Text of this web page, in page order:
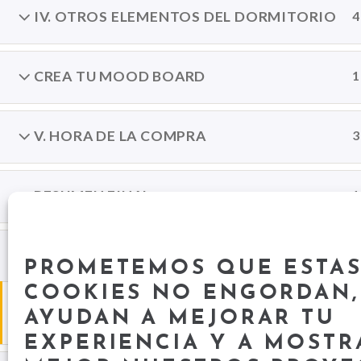
PROMETEMOS QUE ESTAS
COOKIES NO
AYUDAN A MEJORAR TU
EXPERIENCIA Y A
IV. OTROS ELEMENTOS DEL DORMITORIO 4
CREA TU MOOD BOARD 1
V. HORA DE LA COMPRA 3
RESUMEN FINAL 1
CLASE PRESENCIAL
RESERVA TU TUTORÍA
1 minuto
San